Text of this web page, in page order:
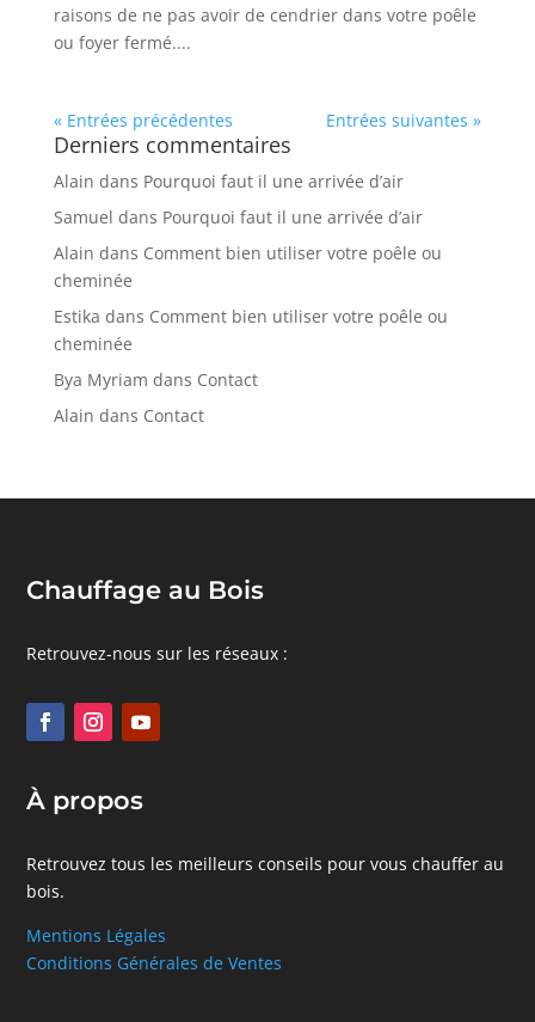
raisons de ne pas avoir de cendrier dans votre poêle
ou foyer fermé....
« Entrées précédentes Entrées suivantes »
Derniers commentaires
Alain dans Pourquoi faut il une arrivée d’air
Samuel dans Pourquoi faut il une arrivée d’air
Alain dans Comment bien utiliser votre poêle ou
cheminée
Estika dans Comment bien utiliser votre poêle ou
cheminée
Bya Myriam dans Contact
Alain dans Contact
Chauffage au Bois
Retrouvez-nous sur les réseaux :
À propos
Retrouvez tous les meilleurs conseils pour vous chauffer au
bois.
Mentions Légales
Conditions Générales de Ventes